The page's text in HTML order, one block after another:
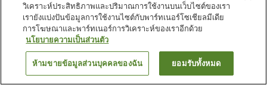
สปา/บิวตี้ซาลอน
เลานจ์
หน้าแรก ญี่ปุ่น ชิซูโอกะ
Izu Nagaoka Onsen Hotel Sun Valley Annex
ค้นหาห้องพัก
วิเคราะห์ประสิทธิภาพและปริมาณการใช้งานบนเว็บไซต์ของเรา
เรายังแบ่งปันข้อมูลการใช้งานไซต์กับพาร์ทเนอร์โซเชียลมีเดีย
การโฆษณาและพาร์ทเนอร์การวิเคราะห์ของเราอีกด้วย
นโยบายความเป็นส่วนตัว
ห้ามขายข้อมูลส่วนบุคคลของฉัน ยอมรับทั้งหมด